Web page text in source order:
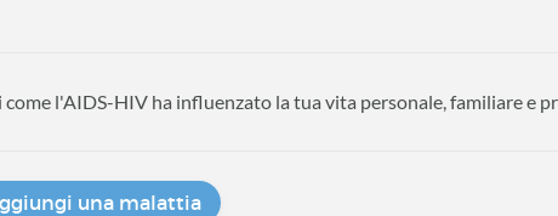
l'AIDS-HIV ha influenzato la tua vita personale, familiare e
una malattia